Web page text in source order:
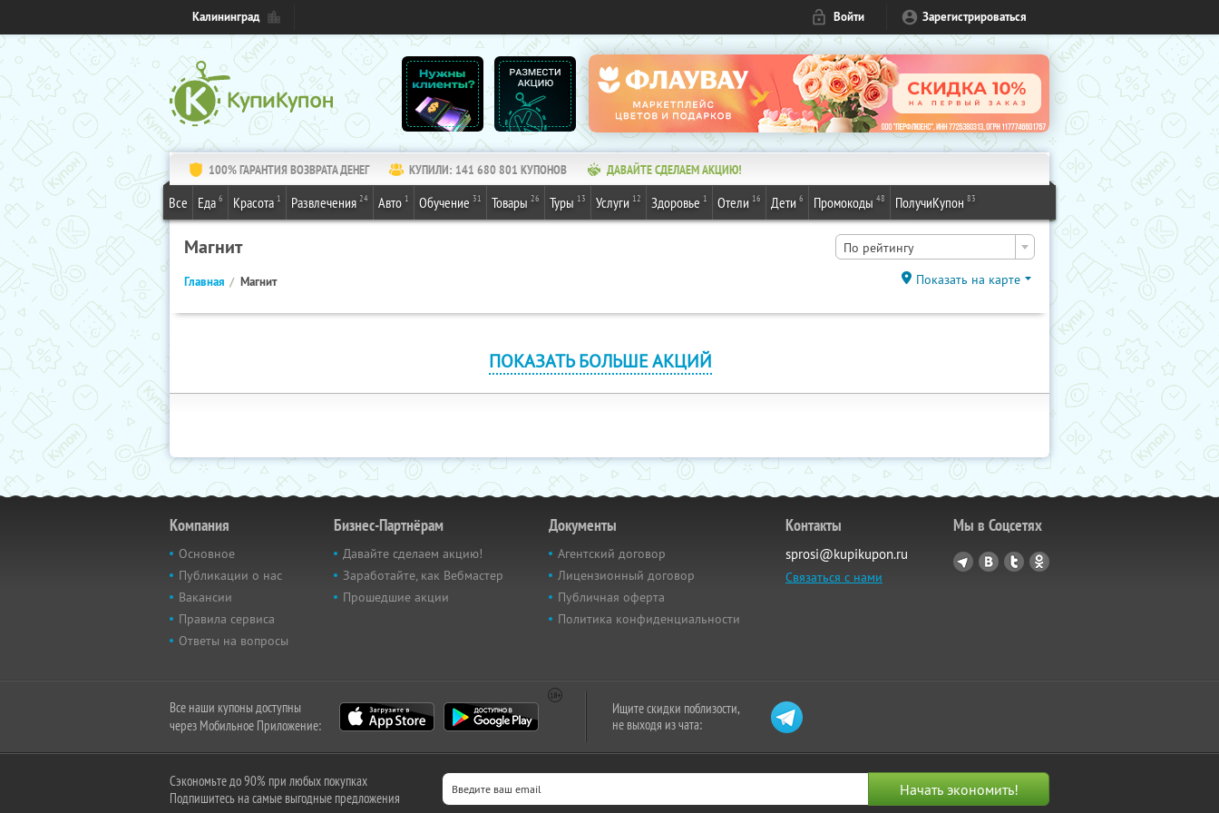
Калининград Войти Зарегистрироваться
100% ГАРАНТИЯ ВОЗВРАТА ДЕНЕГ КУПИЛИ: 141 680 801 КУПОНОВ ДАВАЙТЕ СДЕЛАЕМ АКЦИЮ!
Все Еда 6 Красота 1 Развлечения 24 Авто 1 Обучение 31 Товары 26 Туры 13 Услуги 12 Здоровье 1 Отели 16 Дети 6 Промокоды 48 ПолучиКупон 83
Магнит По рейтингу
Главная Магнит Показать на карте
ПОКАЗАТЬ БОЛЬШЕ АКЦИЙ
Компания
Основное
Публикации о нас
Вакансии
Правила сервиса
Ответы на вопросы
Бизнес-Партнёрам
Давайте сделаем акцию!
Заработайте, как Вебмастер
Прошедшие акции
Документы
Агентский договор
Лицензионный договор
Публичная оферта
Политика конфиденциальности
Контакты
sprosi@kupikupon.ru
Связаться с нами
Мы в Соцсетях
Все наши купоны доступны
через Мобильное Приложение:
Ищите скидки поблизости,
не выходя из чата:
Сэкономьте до 90% при любых покупках
Подпишитесь на самые выгодные предложения